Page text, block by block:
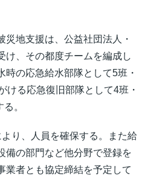
災地支援は、公益社団法人・
け、その都度チームを編成し
時の応急給水部隊として5班・
ける応急復旧部隊として4班・
。
り、人員を確保する。また給
備の部門など他分野で登録を
業者とも協定締結を予定して